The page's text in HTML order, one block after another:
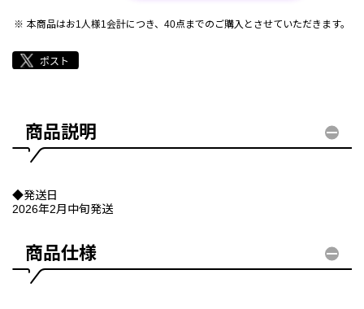
本商品はお1人様1会計につき、40点までのご購入とさせていただきます。
商品説明
◆発送日
2026年2月中旬発送
商品仕様